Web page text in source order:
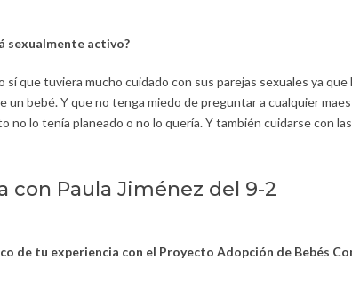
sexualmente activo?
que tuviera mucho cuidado con sus parejas sexuales ya
bebé. Y que no tenga miedo de preguntar a cualquier
lo tenía planeado o no lo quería. Y también cuidarse con
con Paula Jiménez del 9-2
de tu experiencia con el Proyecto Adopción de Bebés